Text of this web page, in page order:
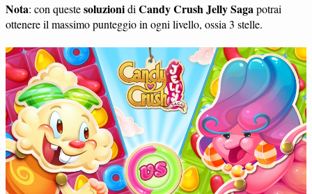
Nota: con questesoluzionidi Candy Crush Jelly Sagapotrai
ottenere il massimo punteggio in ogni livello, ossia 3 stelle.